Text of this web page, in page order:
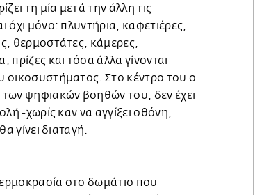
τη μία μετά την άλλη τις
όχι μόνο: πλυντήρια, καφετιέρες,
θερμοστάτες, κάμερες,
και τόσα άλλα γίνονται
οικοσυστήματος. Στο κέντρο του ο
ψηφιακών βοηθών του, δεν έχει
-χωρίς καν να αγγίξει οθόνη,
γίνει διαταγή.
στο δωμάτιο που